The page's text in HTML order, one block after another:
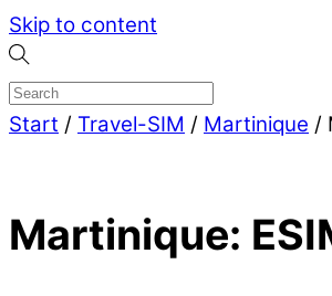
Skip to content
Start / Travel-SIM / Martinique /
Martinique: